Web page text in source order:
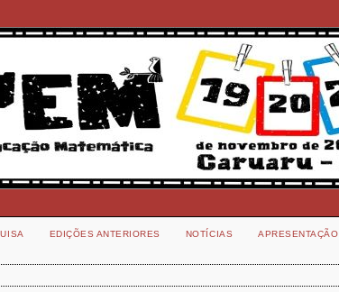
EDIÇÕES ANTERIORES NOTÍCIAS APRESENTAÇÃO